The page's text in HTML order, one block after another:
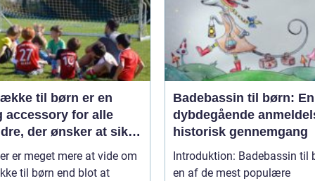
til børn er en
accessory for alle
der ønsker at sikre
barns komfort og
især når de er på
er meget mere at vide om
til børn end blot at
Badebassin til børn: En
dybdegående
historisk gennemgang
Introduktion: Badebassin til
en af de mest populære